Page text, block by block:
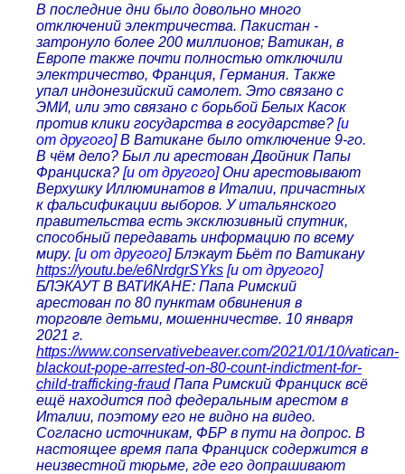
В последние дни было довольно много
отключений электричества. Пакистан -
затронуло более 200 миллионов; Ватикан, в
Европе также почти полностью отключили
электричество, Франция, Германия. Также
упал индонезийский самолет. Это связано с
ЭМИ, или это связано с борьбой Белых Касок
против клики государства в государстве? [и
от другого] В Ватикане было отключение 9-го.
В чём дело? Был ли арестован Двойник Папы
Франциска? [и от другого] Они арестовывают
Верхушку Иллюминатов в Италии, причастных
к фальсификации выборов. У итальянского
правительства есть эксклюзивный спутник,
способный передавать информацию по всему
миру. [и от другого] Блэкаут Бьёт по Ватикану
https://youtu.be/e6NrdgrSYks [и от другого]
БЛЭКАУТ В ВАТИКАНЕ: Папа Римский
арестован по 80 пунктам обвинения в
торговле детьми, мошенничестве. 10 января
2021 г.
https://www.conservativebeaver.com/2021/01/10/vatican-
blackout-pope-arrested-on-80-count-indictment-for-
child-trafficking-fraudПапа Римский Франциск всё
ещё находится под федеральным арестом в
Италии, поэтому его не видно на видео.
Согласно источникам, ФБР в пути на допрос. В
настоящее время папа Франциск содержится в
неизвестной тюрьме, где его допрашивают